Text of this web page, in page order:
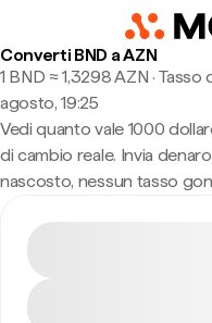
Converti BND a AZN
1 BND ≈ 1,3298 AZN ·
agosto, 19:25
Vedi quanto vale 1000
di cambio reale. Invia
nascosto, nessun tasso